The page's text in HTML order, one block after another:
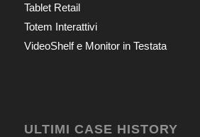
Tablet Retail
Totem Interattivi
VideoShelf e Monitor in Testata
ULTIMI CASE HISTORY